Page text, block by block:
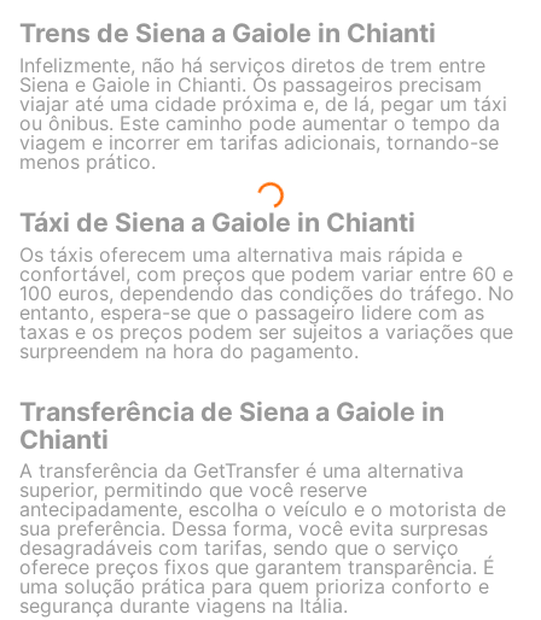
Trens de Siena a Gaiole in Chianti
Infelizmente, não há serviços diretos de trem entre
Siena e Gaiole in Chianti. Os passageiros precisam
viajar até uma cidade próxima e, de lá, pegar um táxi
ou ônibus. Este caminho pode aumentar o tempo da
viagem e incorrer em tarifas adicionais, tornando-se
menos prático.
Táxi de Siena a Gaiole in Chianti
Os táxis oferecem uma alternativa mais rápida e
confortável, com preços que podem variar entre 60 e
100 euros, dependendo das condições do tráfego. No
entanto, espera-se que o passageiro lidere com as
taxas e os preços podem ser sujeitos a variações que
surpreendem na hora do pagamento.
Transferência de Siena a Gaiole in
Chianti
A transferência da GetTransfer é uma alternativa
superior, permitindo que você reserve
antecipadamente, escolha o veículo e o motorista de
sua preferência. Dessa forma, você evita surpresas
desagradáveis com tarifas, sendo que o serviço
oferece preços fixos que garantem transparência. É
uma solução prática para quem prioriza conforto e
segurança durante viagens na Itália.